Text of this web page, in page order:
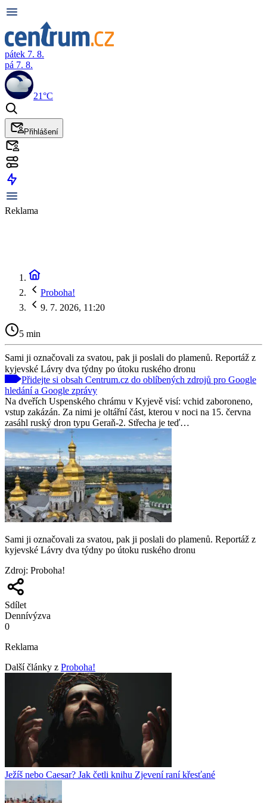
pátek 7. 8.
pá 7. 8.
21°C
Přihlášení
Reklama
Proboha!
9. 7. 2026, 11:20
5 min
Sami ji označovali za svatou, pak ji poslali do plamenů. Reportáž z
kyjevské Lávry dva týdny po útoku ruského dronu
Přidejte si obsah Centrum.cz do oblíbených zdrojů pro Google
hledání a Google zprávy
Na dveřích Uspenského chrámu v Kyjevě visí: vchid zaboroneno,
vstup zakázán. Za nimi je oltářní část, kterou v noci na 15. června
zasáhl ruský dron typu Geraň-2. Střecha je teď…
Sami ji označovali za svatou, pak ji poslali do plamenů. Reportáž z
kyjevské Lávry dva týdny po útoku ruského dronu
Zdroj: Proboha!
Sdílet
Dennívýzva
0
Reklama
Další články z Proboha!
Ježíš nebo Caesar? Jak četli knihu Zjevení raní křesťané